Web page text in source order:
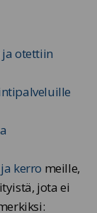
otettiin
kerro meille,
jota ei